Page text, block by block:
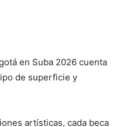
en Suba 2026 cuenta
de superficie y
artísticas, cada beca